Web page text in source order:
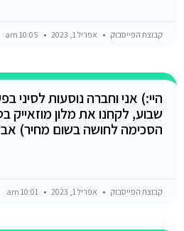
קבוצת הפייסבוק אפריל 1, 2023
היי:) אני וחברה נוסעות לסיני
שבוע, לקחנו את מלון
הסכימה לחושה בשום מחיר)
קבוצת הפייסבוק אפריל 1, 2023